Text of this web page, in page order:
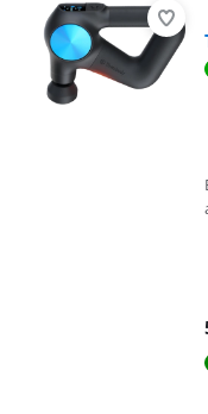
Beoordeling is 9,2 van de